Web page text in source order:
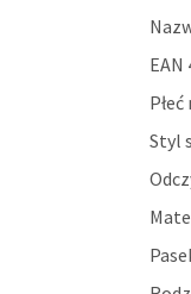
EAN
Styl